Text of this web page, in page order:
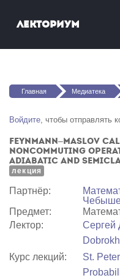
Лекториум
Вы здесь
Главная Медиатека
Войдите, чтобы отправлять
Feynmann–Maslov
noncommuting
adiabatic and
лекция
Партнёр:
Предмет:
Лектор:
Сергей
Курс лекций:
St.